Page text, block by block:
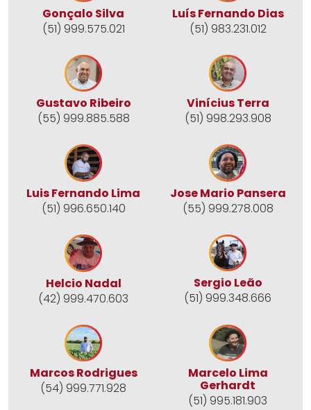
Gonçalo Silva
(51) 999.575.021
Luís Fernando Dias
(51) 983.231.012
Gustavo Ribeiro
(55) 999.885.588
Vinícius Terra
(51) 998.293.908
Luis Fernando Lima
(51) 996.650.140
Jose Mario Pansera
(55) 999.278.008
Helcio Nadal
(42) 999.470.603
Sergio Leão
(51) 999.348.666
Marcos Rodrigues
(54) 999.771.928
Marcelo Lima
Gerhardt
(51) 995.181.903